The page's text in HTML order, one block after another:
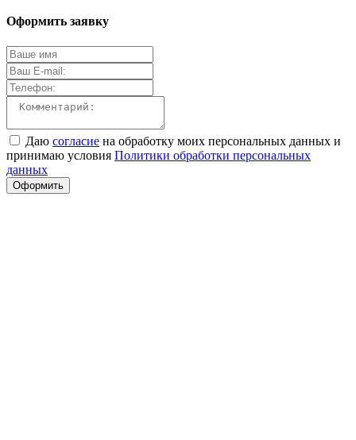
Оформить заявку
Даю согласие на обработку моих персональных данных и
принимаю условия Политики обработки персональных
данных
Оформить